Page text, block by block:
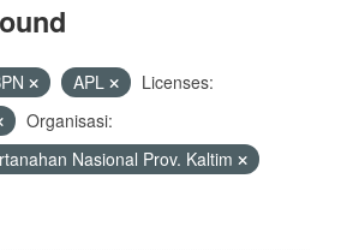
APL
Licenses:
Organisasi:
Nasional Prov. Kaltim